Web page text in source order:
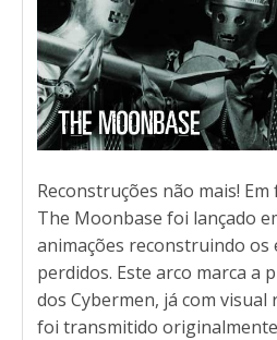
Reconstruções não mais!
The Moonbase foi lançado
animações reconstruindo os
perdidos. Este arco marca a
dos Cybermen, já com visual
foi transmitido